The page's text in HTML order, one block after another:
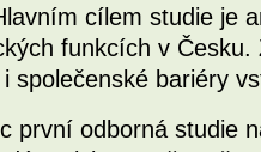
cílem studie je
funkcích v
společenské bariéry
první odborná studie